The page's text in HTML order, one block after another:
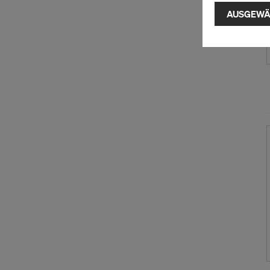
Garantien
Zugriff
zur
indem Sie
grundlos